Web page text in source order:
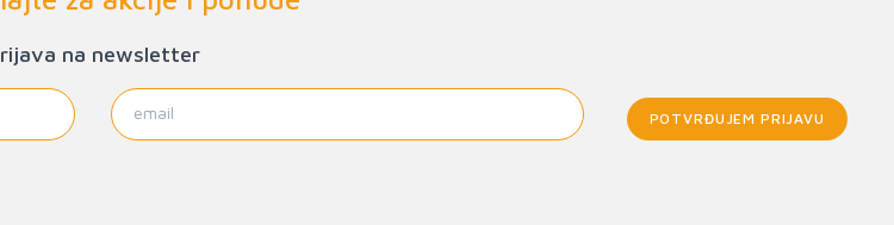
na newsletter
POTVRĐUJEM PRIJAVU